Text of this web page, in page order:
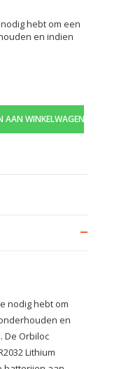
hebt om een
en indien
AAN WINKELWAGEN
nodig hebt om
en
De Orbiloc
Lithium